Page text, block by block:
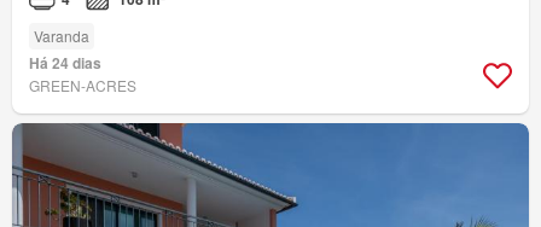
Varanda
Há 24 dias
GREEN-ACRES